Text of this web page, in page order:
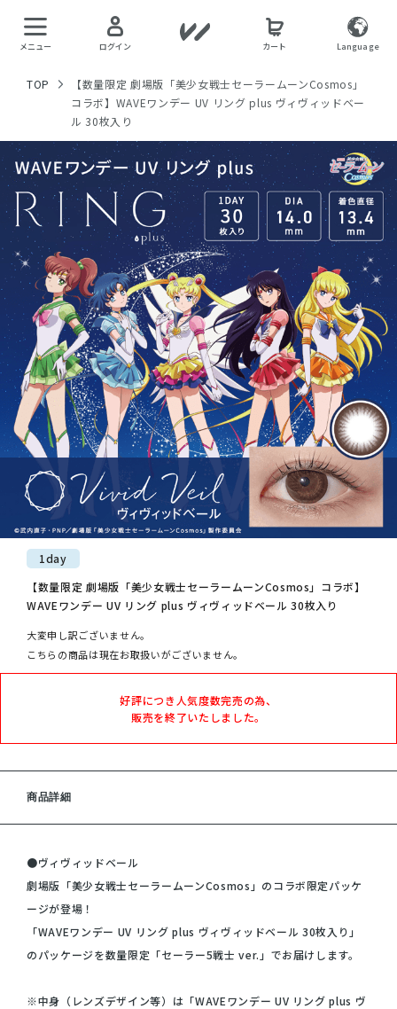
メニュー ログイン カート Language
TOP
【数量限定 劇場版「美少女戦士セーラームーンCosmos」
コラボ】WAVEワンデー UV リング plus ヴィヴィッドベー
ル 30枚入り
好評につき人気度数完売の為、
販売を終了いたしました。
1day
【数量限定 劇場版「美少女戦士セーラームーンCosmos」コラボ】
WAVEワンデー UV リング plus ヴィヴィッドベール 30枚入り
大変申し訳ございません。
こちらの商品は現在お取扱いがございません。
商品詳細
●ヴィヴィッドベール
劇場版「美少女戦士セーラームーンCosmos」のコラボ限定パッケ
ージが登場！
「WAVEワンデー UV リング plus ヴィヴィッドベール 30枚入り」
のパッケージを数量限定「セーラー5戦士 ver.」でお届けします。
※中身（レンズデザイン等）は「WAVEワンデー UV リング plus ヴ